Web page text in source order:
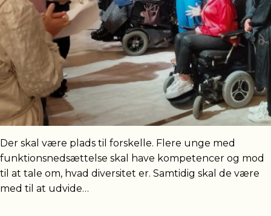
Der skal være plads til forskelle. Flere unge med
funktionsnedsættelse skal have kompetencer og mod
til at tale om, hvad diversitet er. Samtidig skal de være
med til at udvide…